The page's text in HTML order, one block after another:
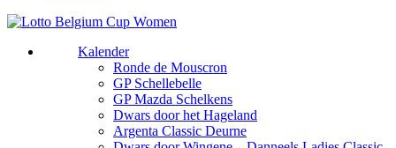
Kalender
Ronde de Mouscron
GP Schellebelle
GP Mazda Schelkens
Dwars door het Hageland
Argenta Classic Deurne